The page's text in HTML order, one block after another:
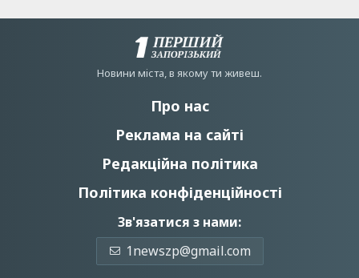
Новини мiста, в якому ти живеш.
Про нас
Реклама на сайті
Редакційна політика
Політика конфіденційності
Зв'язатися з нами:
1newszp@gmail.com